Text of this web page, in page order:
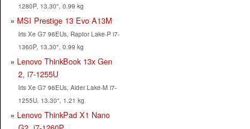
1280P, 13.30", 0.99 kg
MSI Prestige 13 Evo A13M
Iris Xe G7 96EUs, Raptor Lake-P i7-
1360P, 13.30", 0.99 kg
Lenovo ThinkBook 13x Gen
2, i7-1255U
Iris Xe G7 96EUs, Alder Lake-M i7-
1255U, 13.30", 1.21 kg
Lenovo ThinkPad X1 Nano